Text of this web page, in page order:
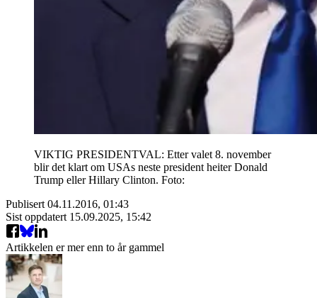
VIKTIG PRESIDENTVAL: Etter valet 8. november
blir det klart om USAs neste president heiter Donald
Trump eller Hillary Clinton. Foto:
Publisert 04.11.2016, 01:43
Sist oppdatert 15.09.2025, 15:42
Artikkelen er mer enn to år gammel